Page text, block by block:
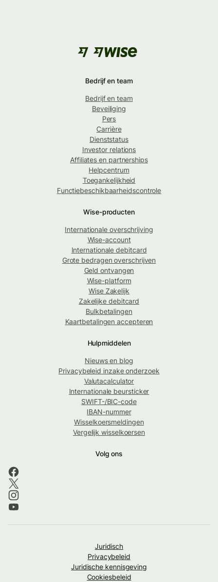
Bedrijf en team
Bedrijf en team
Beveiliging
Pers
Carrière
Dienststatus
Investor relations
Affiliates en partnerships
Helpcentrum
Toegankelijkheid
Functiebeschikbaarheidscontrole
Wise-producten
Internationale overschrijving
Wise-account
Internationale debitcard
Grote bedragen overschrijven
Geld ontvangen
Wise-platform
Wise Zakelijk
Zakelijke debitcard
Bulkbetalingen
Kaartbetalingen accepteren
Hulpmiddelen
Nieuws en blog
Privacybeleid inzake onderzoek
Valutacalculator
Internationale beursticker
SWIFT-/BIC-code
IBAN-nummer
Wisselkoersmeldingen
Vergelijk wisselkoersen
Volg ons
Juridisch
Privacybeleid
Juridische kennisgeving
Cookiesbeleid